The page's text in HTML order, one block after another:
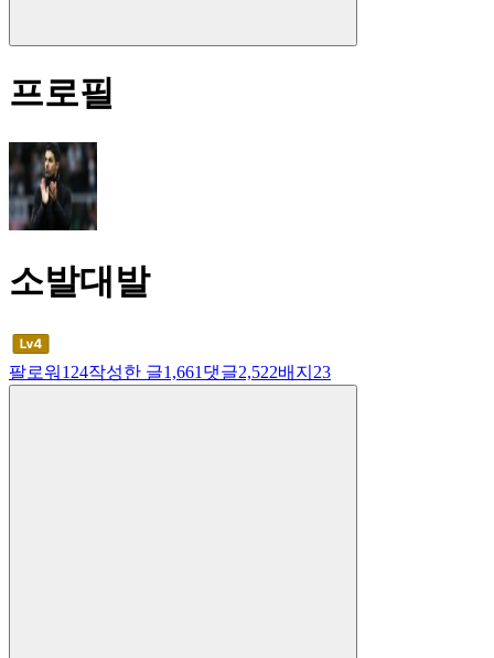
프로필
소발대발
팔로워 124작성한 글1,661 댓글2,522배지 23